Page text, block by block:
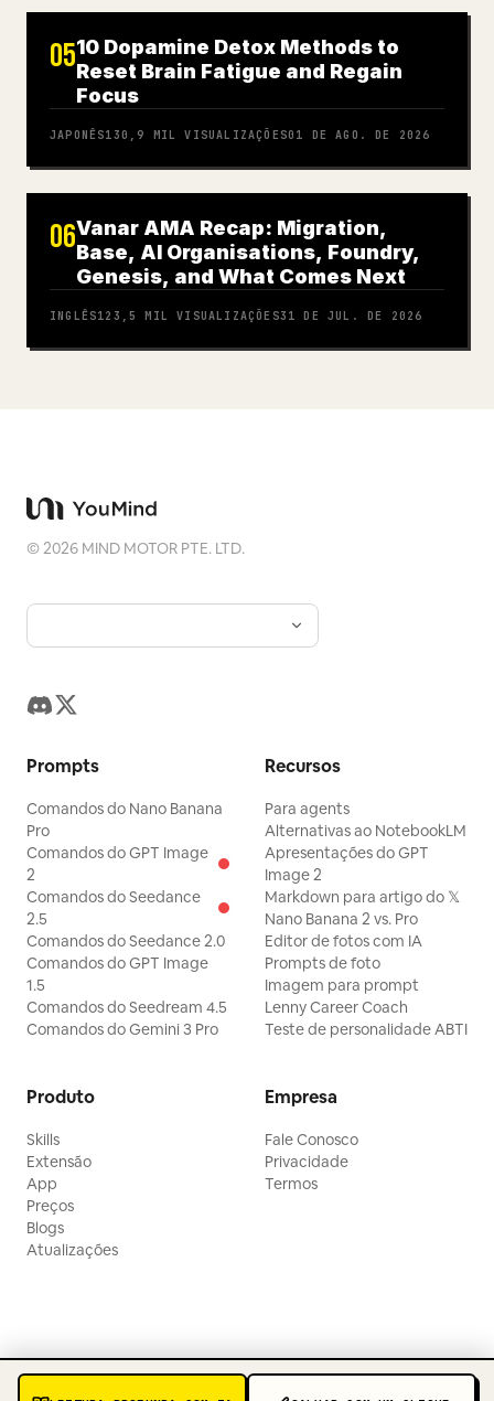
0510 Dopamine Detox Methods to
Reset Brain Fatigue and Regain
Focus
JAPONÊS130,9 MIL VISUALIZAÇÕES01 DE AGO. DE 2026
06Vanar AMA Recap: Migration,
Base, AI Organisations, Foundry,
Genesis, and What Comes Next
INGLÊS123,5 MIL VISUALIZAÇÕES31 DE JUL. DE 2026
©2026 MIND MOTOR PTE. LTD.
Prompts
Comandos do Nano Banana
Pro
Comandos do GPT Image
2
Comandos do Seedance
2.5
Comandos do Seedance 2.0
Comandos do GPT Image
1.5
Comandos do Seedream 4.5
Comandos do Gemini 3 Pro
Recursos
Para agents
Alternativas ao NotebookLM
Apresentações do GPT
Image 2
Markdown para artigo do 𝕏
Nano Banana 2 vs. Pro
Editor de fotos com IA
Prompts de foto
Imagem para prompt
Lenny Career Coach
Teste de personalidade ABTI
Produto
Skills
Extensão
App
Preços
Blogs
Atualizações
Empresa
Fale Conosco
Privacidade
Termos